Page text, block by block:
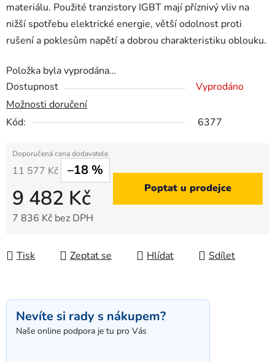
materiálu. Použité tranzistory IGBT mají příznivý vliv na
nižší spotřebu elektrické energie, větší odolnost proti
rušení a poklesům napětí a dobrou charakteristiku oblouku.
Položka byla vyprodána…
Dostupnost
Vyprodáno
Možnosti doručení
Kód:
6377
11 577 Kč –18 %
9 482 Kč
7 836 Kč bez DPH
Poptat u prodejce
Tisk Zeptat se Hlídat Sdílet
Nevíte si rady s nákupem?
Naše online podpora je tu pro Vás